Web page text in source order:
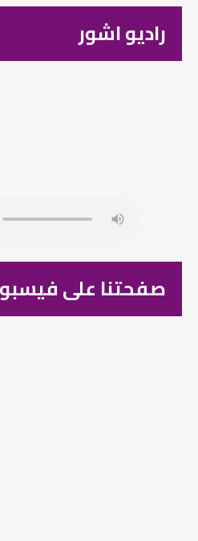
راديو اشور
صفحتنا على